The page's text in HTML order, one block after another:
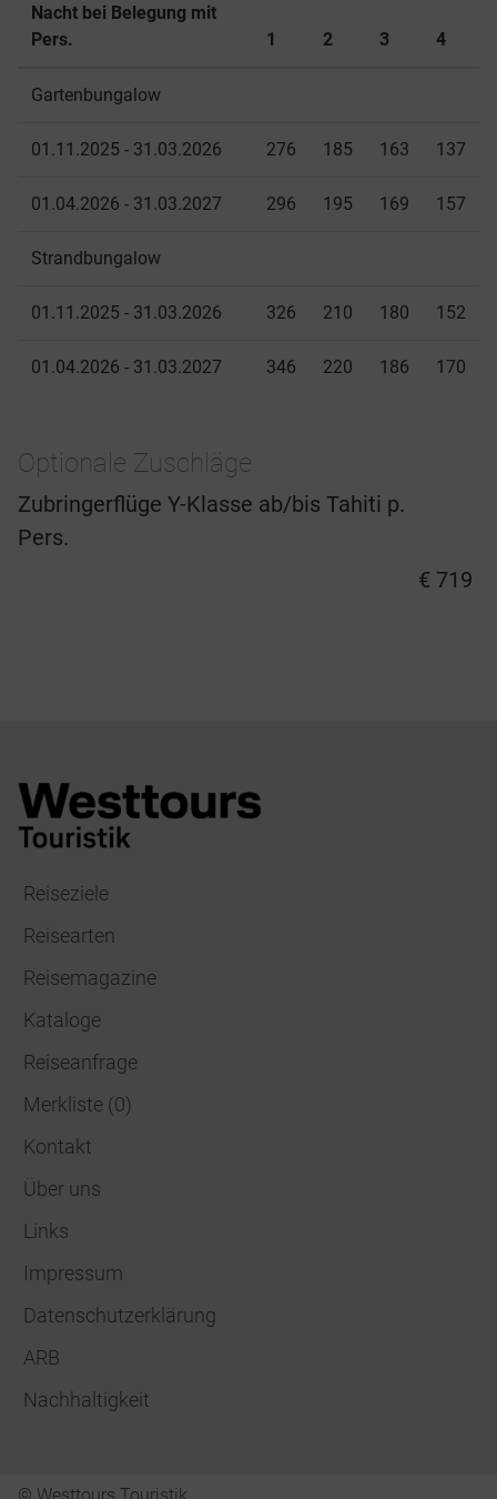
Nacht bei Belegung mit
Pers.
1 2 3 4
Gartenbungalow
01.11.2025 - 31.03.2026 276 185 163 137
01.04.2026 - 31.03.2027 296 195 169 157
Strandbungalow
01.11.2025 - 31.03.2026 326 210 180 152
01.04.2026 - 31.03.2027 346 220 186 170
Optionale Zuschläge
Zubringerflüge Y-Klasse ab/bis Tahiti p.
Pers.
€ 719
Reiseziele
Reisearten
Reisemagazine
Kataloge
Reiseanfrage
Merkliste (0)
Kontakt
Über uns
Links
Impressum
Datenschutzerklärung
ARB
Nachhaltigkeit